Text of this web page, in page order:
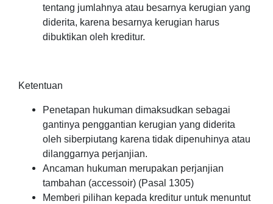
tentang jumlahnya atau besarnya kerugian yang
diderita, karena besarnya kerugian harus
dibuktikan oleh kreditur.
Ketentuan
Penetapan hukuman dimaksudkan sebagai
gantinya penggantian kerugian yang diderita
oleh siberpiutang karena tidak dipenuhinya atau
dilanggarnya perjanjian.
Ancaman hukuman merupakan perjanjian
tambahan (accessoir) (Pasal 1305)
Memberi pilihan kepada kreditur untuk menuntut